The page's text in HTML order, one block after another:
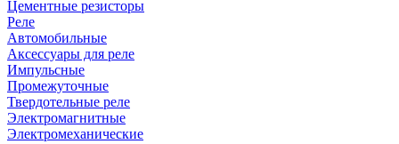
Цементные резисторы
Реле
Автомобильные
Аксессуары для реле
Импульсные
Промежуточные
Твердотельные реле
Электромагнитные
Электромеханические